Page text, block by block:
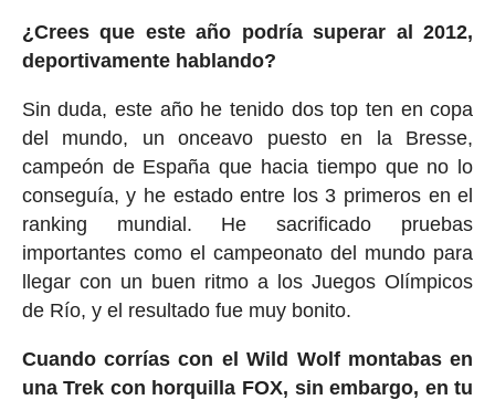
¿Crees que este año podría superar al 2012,
deportivamente hablando?
Sin duda, este año he tenido dos top ten en copa
del mundo, un onceavo puesto en la Bresse,
campeón de España que hacia tiempo que no lo
conseguía, y he estado entre los 3 primeros en el
ranking mundial. He sacrificado pruebas
importantes como el campeonato del mundo para
llegar con un buen ritmo a los Juegos Olímpicos
de Río, y el resultado fue muy bonito.
Cuando corrías con el Wild Wolf montabas en
una Trek con horquilla FOX, sin embargo, en tu